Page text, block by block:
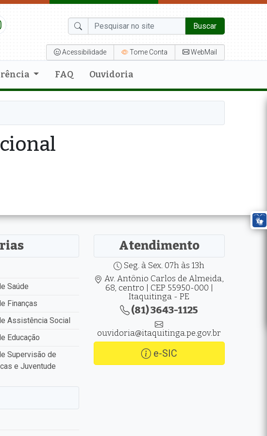
Buscar
Acessibilidade Tome Conta WebMail
FAQ Ouvidoria
Saúde
Finanças
Assistência Social
Educação
Supervisão de
e Juventude
Atendimento
Seg. à Sex. 07h às 13h
Av. Antônio Carlos de Almeida,
68, centro | CEP 55950-000 |
Itaquitinga - PE
(81) 3643-1125
ouvidoria@itaquitinga.pe.gov.br
e-SIC